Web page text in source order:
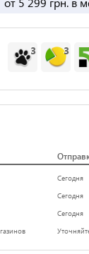
3 3
Сегодня
Сегодня
Сегодня